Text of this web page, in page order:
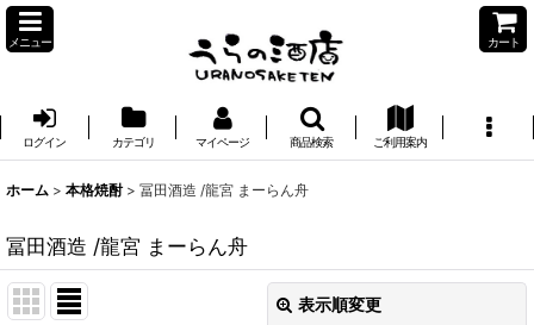
メニュー カート
ログイン カテゴリ マイページ 商品検索 ご利用案内
ホーム > 本格焼酎 > 冨田酒造 /龍宮 まーらん舟
冨田酒造 /龍宮 まーらん舟
表示順変更